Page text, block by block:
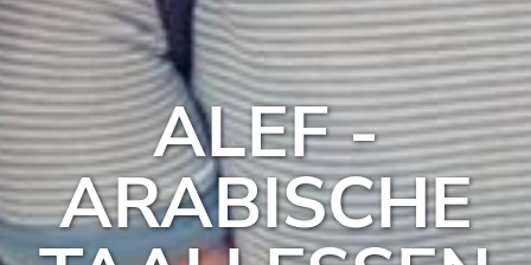
ALEF -
ARABISCHE